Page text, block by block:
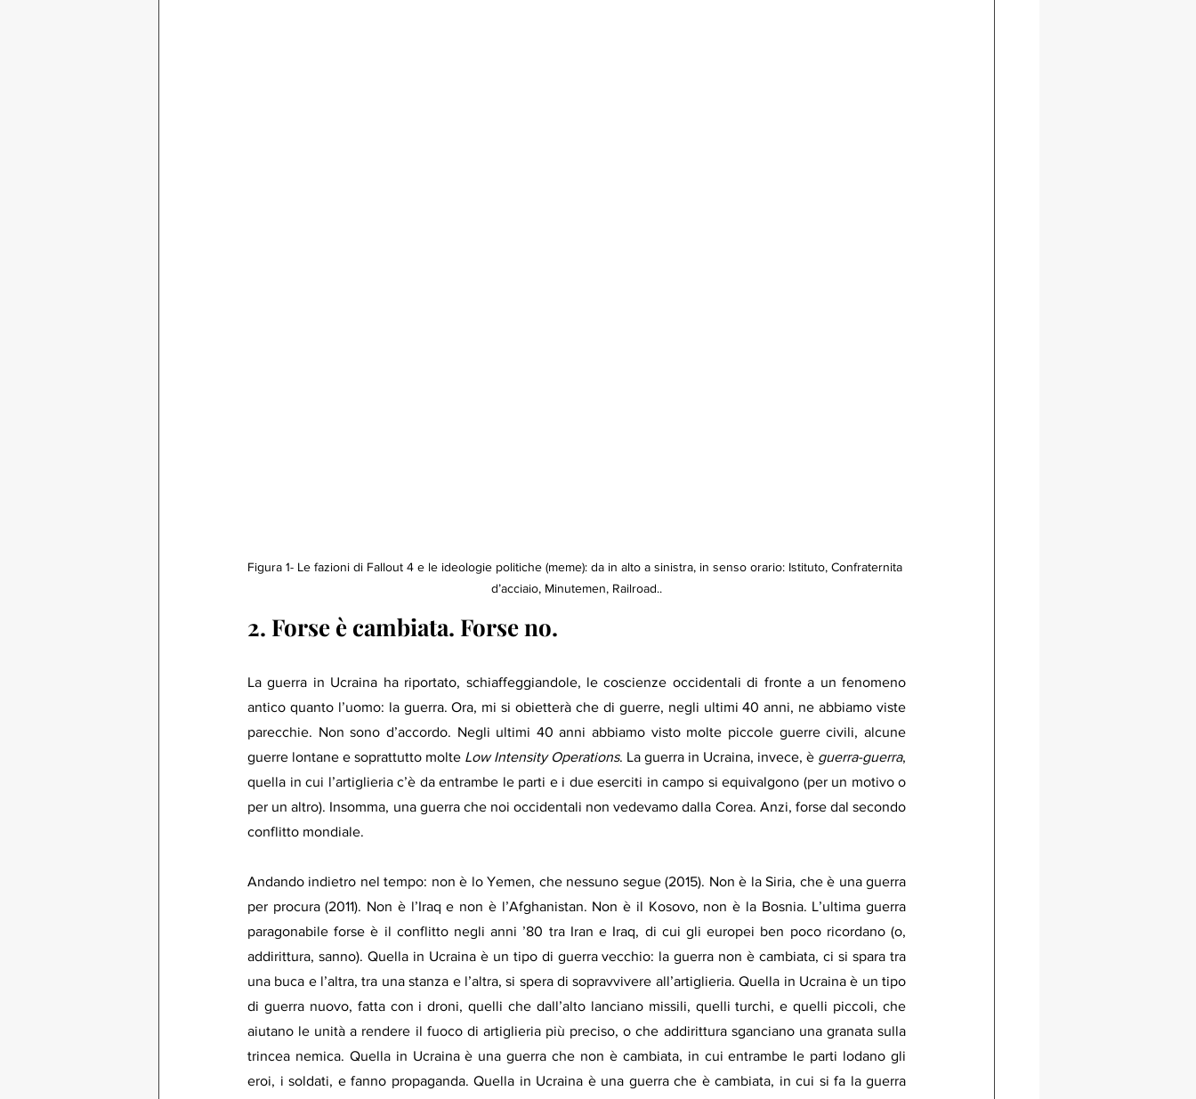
Figura 1- Le fazioni di Fallout 4 e le ideologie politiche (meme): da in alto a sinistra, in senso orario: Istituto, Confraternita
d’acciaio, Minutemen, Railroad..
2. Forse è cambiata. Forse no.
La guerra in Ucraina ha riportato, schiaffeggiandole, le coscienze occidentali di fronte a un fenomeno
antico quanto l’uomo: la guerra. Ora, mi si obietterà che di guerre, negli ultimi 40 anni, ne abbiamo viste
parecchie. Non sono d’accordo. Negli ultimi 40 anni abbiamo visto molte piccole guerre civili, alcune
guerre lontane e soprattutto molte Low Intensity Operations. La guerra in Ucraina, invece, è guerra-guerra,
quella in cui l’artiglieria c’è da entrambe le parti e i due eserciti in campo si equivalgono (per un motivo o
per un altro). Insomma, una guerra che noi occidentali non vedevamo dalla Corea. Anzi, forse dal secondo
conflitto mondiale.
Andando indietro nel tempo: non è lo Yemen, che nessuno segue (2015). Non è la Siria, che è una guerra
per procura (2011). Non è l’Iraq e non è l’Afghanistan. Non è il Kosovo, non è la Bosnia. L’ultima guerra
paragonabile forse è il conflitto negli anni ’80 tra Iran e Iraq, di cui gli europei ben poco ricordano (o,
addirittura, sanno). Quella in Ucraina è un tipo di guerra vecchio: la guerra non è cambiata, ci si spara tra
una buca e l’altra, tra una stanza e l’altra, si spera di sopravvivere all’artiglieria. Quella in Ucraina è un tipo
di guerra nuovo, fatta con i droni, quelli che dall’alto lanciano missili, quelli turchi, e quelli piccoli, che
aiutano le unità a rendere il fuoco di artiglieria più preciso, o che addirittura sganciano una granata sulla
trincea nemica. Quella in Ucraina è una guerra che non è cambiata, in cui entrambe le parti lodano gli
eroi, i soldati, e fanno propaganda. Quella in Ucraina è una guerra che è cambiata, in cui si fa la guerra